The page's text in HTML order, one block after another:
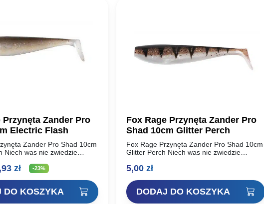
Przynęta Zander Pro
Electric Flash
Zander Pro Shad 10cm
Niech was nie zwiedzie
na sandacze, to…
złAktualna
cena
wynosi:
-23%
DO KOSZYKA
Fox Rage Przynęta Zander Pro
Shad 10cm Glitter Perch
Fox Rage Przynęta Zander Pro Shad 10cm
Glitter Perch Niech was nie zwiedzie
doskonałą przynętą na sandacze, to…
5,00zł
DODAJ DO KOSZYKA